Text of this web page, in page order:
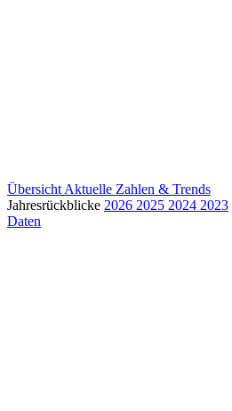
Übersicht Aktuelle Zahlen & Trends
Jahresrückblicke 2026 2025 2024 2023
Daten